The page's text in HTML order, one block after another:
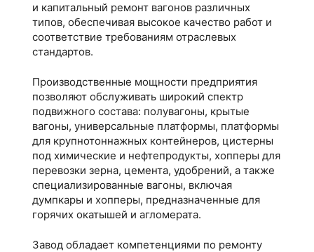
и капитальный ремонт вагонов различных
типов, обеспечивая высокое качество работ и
соответствие требованиям отраслевых
стандартов.
Производственные мощности предприятия
позволяют обслуживать широкий спектр
подвижного состава: полувагоны, крытые
вагоны, универсальные платформы, платформы
для крупнотоннажных контейнеров, цистерны
под химические и нефтепродукты, хопперы для
перевозки зерна, цемента, удобрений, а также
специализированные вагоны, включая
думпкары и хопперы, предназначенные для
горячих окатышей и агломерата.
Завод обладает компетенциями по ремонту